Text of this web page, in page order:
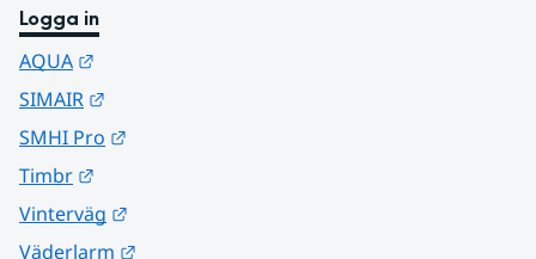
Logga in
AQUA
SIMAIR
SMHI Pro
Timbr
Vinterväg
Väderlarm